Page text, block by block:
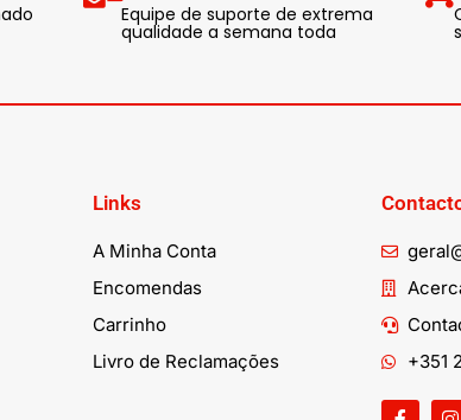
Equipe de suporte de extrema
qualidade a semana toda
Links
A Minha Conta
Encomendas
Carrinho
Livro de Reclamações
+351